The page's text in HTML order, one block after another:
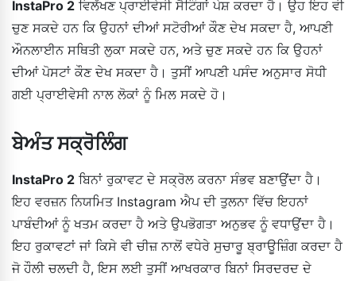
InstaPro 2 ਵਿਲੱਖਣ ਪ੍ਰਾਈਵੇਸੀ ਸੈਟਿੰਗਾਂ ਪੇਸ਼ ਕਰਦਾ ਹੈ। ਉਹ ਇਹ ਵੀ
ਚੁਣ ਸਕਦੇ ਹਨ ਕਿ ਉਹਨਾਂ ਦੀਆਂ ਸਟੋਰੀਆਂ ਕੌਣ ਦੇਖ ਸਕਦਾ ਹੈ, ਆਪਣੀ
ਔਨਲਾਈਨ ਸਥਿਤੀ ਲੁਕਾ ਸਕਦੇ ਹਨ, ਅਤੇ ਚੁਣ ਸਕਦੇ ਹਨ ਕਿ ਉਹਨਾਂ
ਦੀਆਂ ਪੋਸਟਾਂ ਕੌਣ ਦੇਖ ਸਕਦਾ ਹੈ। ਤੁਸੀਂ ਆਪਣੀ ਪਸੰਦ ਅਨੁਸਾਰ ਸੋਧੀ
ਗਈ ਪ੍ਰਾਈਵੇਸੀ ਨਾਲ ਲੋਕਾਂ ਨੂੰ ਮਿਲ ਸਕਦੇ ਹੋ।
ਬੇਅੰਤ ਸਕ੍ਰੋਲਿੰਗ
InstaPro 2 ਬਿਨਾਂ ਰੁਕਾਵਟ ਦੇ ਸਕ੍ਰੋਲ ਕਰਨਾ ਸੰਭਵ ਬਣਾਉਂਦਾ ਹੈ।
ਇਹ ਵਰਜ਼ਨ ਨਿਯਮਿਤ Instagram ਐਪ ਦੀ ਤੁਲਨਾ ਵਿੱਚ ਇਹਨਾਂ
ਪਾਬੰਦੀਆਂ ਨੂੰ ਖਤਮ ਕਰਦਾ ਹੈ ਅਤੇ ਉਪਭੋਗਤਾ ਅਨੁਭਵ ਨੂੰ ਵਧਾਉਂਦਾ ਹੈ।
ਇਹ ਰੁਕਾਵਟਾਂ ਜਾਂ ਕਿਸੇ ਵੀ ਚੀਜ਼ ਨਾਲੋਂ ਵਧੇਰੇ ਸੁਚਾਰੂ ਬ੍ਰਾਊਜ਼ਿੰਗ ਕਰਦਾ ਹੈ
ਜੋ ਹੌਲੀ ਚਲਦੀ ਹੈ, ਇਸ ਲਈ ਤੁਸੀਂ ਆਖਰਕਾਰ ਬਿਨਾਂ ਸਿਰਦਰਦ ਦੇ